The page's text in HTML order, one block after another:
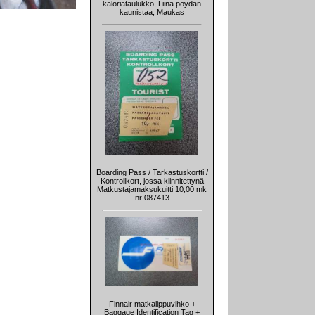
kaloriataulukko, Liina pöydän
kaunistaa, Maukas
Boarding Pass / Tarkastuskortti /
Kontrollkort, jossa kiinnitettynä
Matkustajamaksukuitti 10,00 mk
nr 087413
Finnair matkalippuvihko +
Baggage Identification Tag +